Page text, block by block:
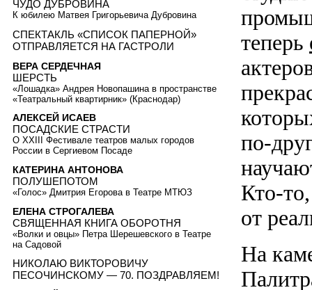
теперь
по-
Кто-
от
На
ЧУДО ДУБРОВИНА
К юбилею Матвея Григорьевича Дубровина
СПЕКТАКЛЬ «СПИСОК ПАПЕРНОЙ»
ОТПРАВЛЯЕТСЯ НА ГАСТРОЛИ
ВЕРА СЕРДЕЧНАЯ
ШЕРСТЬ
«Лошадка» Андрея Новопашина в пространстве
«Театральный квартирник» (Краснодар)
АЛЕКСЕЙ ИСАЕВ
ПОСАДСКИЕ СТРАСТИ
О XXIII Фестивале театров малых городов
России в Сергиевом Посаде
КАТЕРИНА АНТОНОВА
ПОЛУШЕПОТОМ
«Голос» Дмитрия Егорова в Театре МТЮЗ
ЕЛЕНА СТРОГАЛЕВА
СВЯЩЕННАЯ КНИГА ОБОРОТНЯ
«Волки и овцы» Петра Шерешевского в Театре
на Садовой
НИКОЛАЮ ВИКТОРОВИЧУ
ПЕСОЧИНСКОМУ — 70. ПОЗДРАВЛЯЕМ!